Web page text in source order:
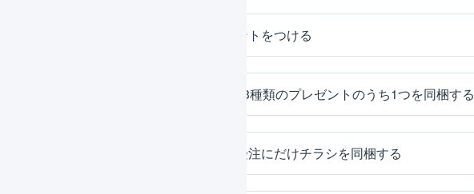
対象商品を初めて購入した人にだけプレゼントをつける
対象商品を1つ購入するごとに、ランダムで3種類のプレゼントのうち1つを同梱する
毎月違うチラシを同梱し、その月の最初の受注にだけチラシを同梱する